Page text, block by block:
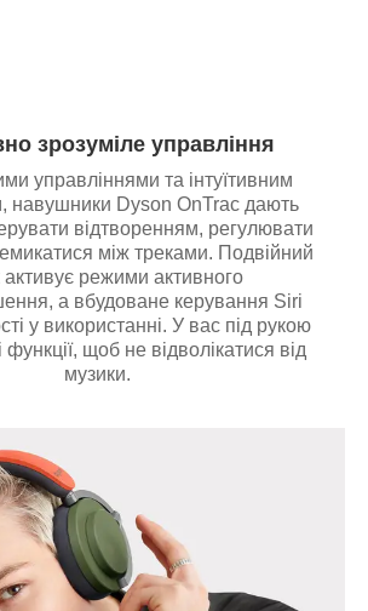
зрозуміле управління
управліннями та інтуїтивним
навушники Dyson OnTrac дають
відтворенням, регулювати
між треками. Подвійний
активує режими активного
а вбудоване керування Siri
у використанні. У вас під рукою
функції, щоб не відволікатися від
музики.